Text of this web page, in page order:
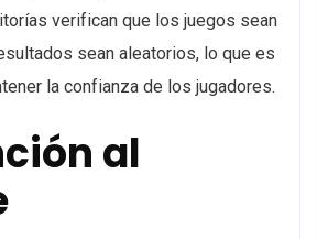
verifican que los juegos sean
sean aleatorios, lo que es
la confianza de los jugadores.
al